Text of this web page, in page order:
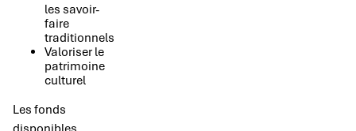
les savoir-
faire
traditionnels
Valoriser le
patrimoine
culturel
Les fonds